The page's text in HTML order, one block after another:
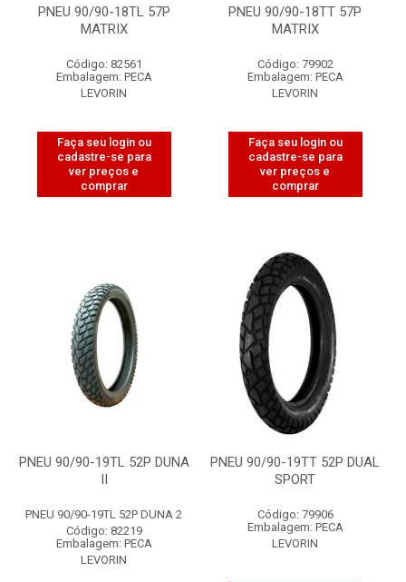
PNEU 90/90-18TL 57P
MATRIX
Código: 82561
Embalagem: PECA
LEVORIN
Faça seu login ou
cadastre-se para
ver preços e
comprar
PNEU 90/90-18TT 57P
MATRIX
Código: 79902
Embalagem: PECA
LEVORIN
Faça seu login ou
cadastre-se para
ver preços e
comprar
PNEU 90/90-19TL 52P DUNA
II
PNEU 90/90-19TL 52P DUNA 2
Código: 82219
Embalagem: PECA
LEVORIN
PNEU 90/90-19TT 52P DUAL
SPORT
Código: 79906
Embalagem: PECA
LEVORIN